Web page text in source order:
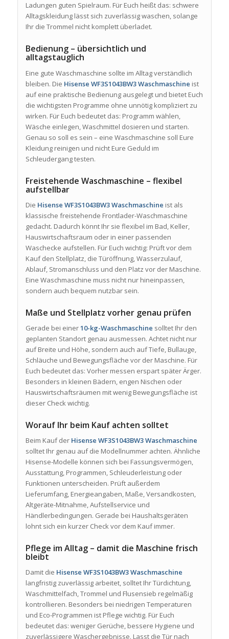
Ladungen guten Spielraum. Für Euch heißt das: schwere
Alltagskleidung lässt sich zuverlässig waschen, solange
Ihr die Trommel nicht komplett überladet.
Bedienung – übersichtlich und
alltagstauglich
Eine gute Waschmaschine sollte im Alltag verständlich
bleiben. Die Hisense WF3S1043BW3 Waschmaschine ist
auf eine praktische Bedienung ausgelegt und bietet Euch
die wichtigsten Programme ohne unnötig kompliziert zu
wirken. Für Euch bedeutet das: Programm wählen,
Wäsche einlegen, Waschmittel dosieren und starten.
Genau so soll es sein – eine Waschmaschine soll Eure
Kleidung reinigen und nicht Eure Geduld im
Schleudergang testen.
Freistehende Waschmaschine – flexibel
aufstellbar
Die Hisense WF3S1043BW3 Waschmaschine ist als
klassische freistehende Frontlader-Waschmaschine
gedacht. Dadurch könnt Ihr sie flexibel im Bad, Keller,
Hauswirtschaftsraum oder in einer passenden
Waschecke aufstellen. Für Euch wichtig: Prüft vor dem
Kauf den Stellplatz, die Türöffnung, Wasserzulauf,
Ablauf, Stromanschluss und den Platz vor der Maschine.
Eine Waschmaschine muss nicht nur hineinpassen,
sondern auch bequem nutzbar sein.
Maße und Stellplatz vorher genau prüfen
Gerade bei einer10-kg-Waschmaschine solltet Ihr den
geplanten Standort genau ausmessen. Achtet nicht nur
auf Breite und Höhe, sondern auch auf Tiefe, Bullauge,
Schläuche und Bewegungsfläche vor der Maschine. Für
Euch bedeutet das: Vorher messen erspart später Ärger.
Besonders in kleinen Bädern, engen Nischen oder
Hauswirtschaftsräumen mit wenig Bewegungsfläche ist
dieser Check wichtig.
Worauf Ihr beim Kauf achten solltet
Beim Kauf der Hisense WF3S1043BW3 Waschmaschine
solltet Ihr genau auf die Modellnummer achten. Ähnliche
Hisense-Modelle können sich bei Fassungsvermögen,
Ausstattung, Programmen, Schleuderleistung oder
Funktionen unterscheiden. Prüft außerdem
Lieferumfang, Energieangaben, Maße, Versandkosten,
Altgeräte-Mitnahme, Aufstellservice und
Händlerbedingungen. Gerade bei Haushaltsgeräten
lohnt sich ein kurzer Check vor dem Kauf immer.
Pflege im Alltag – damit die Maschine frisch
bleibt
Damit die Hisense WF3S1043BW3 Waschmaschine
langfristig zuverlässig arbeitet, solltet Ihr Türdichtung,
Waschmittelfach, Trommel und Flusensieb regelmäßig
kontrollieren. Besonders bei niedrigen Temperaturen
und Eco-Programmen ist Pflege wichtig. Für Euch
bedeutet das: weniger Gerüche, bessere Hygiene und
zuverlässigere Waschergebnisse. Lasst die Tür nach